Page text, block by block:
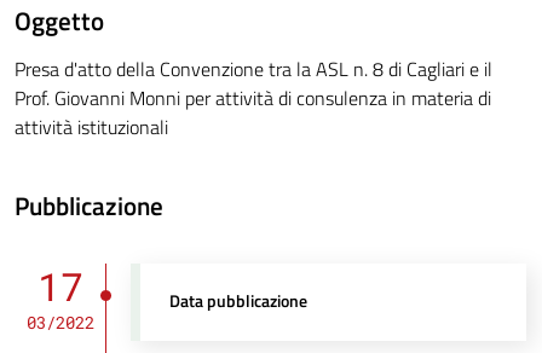
Oggetto
Presa d'atto della Convenzione tra la ASL n. 8 di Cagliari e il
Prof. Giovanni Monni per attività di consulenza in materia di
attività istituzionali
Pubblicazione
17
03/2022
Data pubblicazione